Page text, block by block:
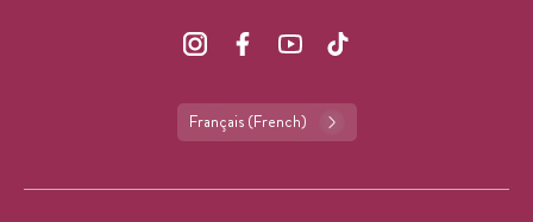
Français (French)